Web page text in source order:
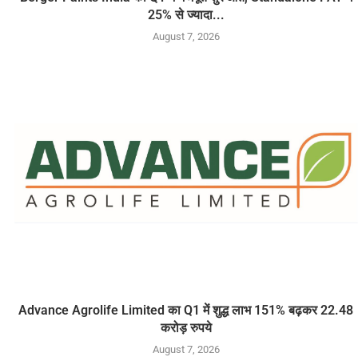
25% से ज्यादा...
August 7, 2026
Advance Agrolife Limited का Q1 में शुद्ध लाभ 151% बढ़कर 22.48
करोड़ रुपये
August 7, 2026